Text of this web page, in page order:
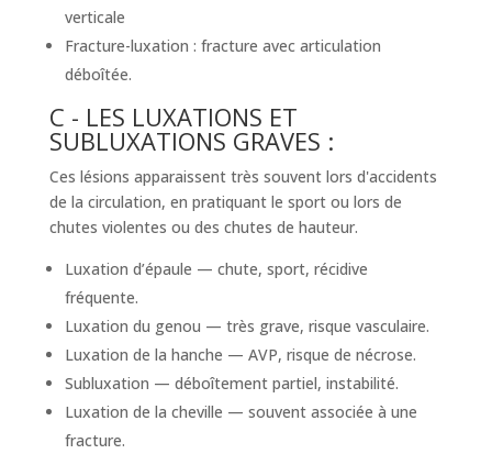
verticale
Fracture-luxation : fracture avec articulation
déboîtée.
C - LES LUXATIONS ET
SUBLUXATIONS GRAVES :
Ces lésions apparaissent très souvent lors d'accidents
de la circulation, en pratiquant le sport ou lors de
chutes violentes ou des chutes de hauteur.
Luxation d’épaule — chute, sport, récidive
fréquente.
Luxation du genou — très grave, risque vasculaire.
Luxation de la hanche — AVP, risque de nécrose.
Subluxation — déboîtement partiel, instabilité.
Luxation de la cheville — souvent associée à une
fracture.